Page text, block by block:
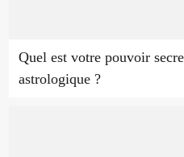
Quel est votre pouvoir
astrologique ?